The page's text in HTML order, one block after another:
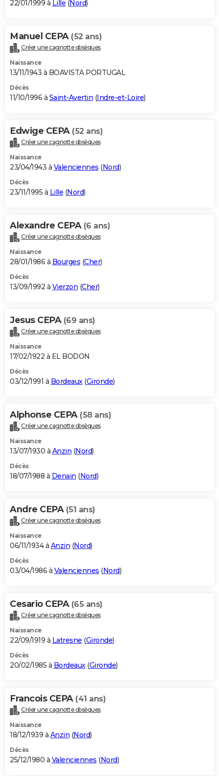
22/01/1999 à Lille (Nord)
Manuel CEPA (52 ans)
Créer une cagnotte obsèques
Naissance
13/11/1943 à BOAVISTA PORTUGAL
Décès
11/10/1996 à Saint-Avertin (Indre-et-Loire)
Edwige CEPA (52 ans)
Créer une cagnotte obsèques
Naissance
23/04/1943 à Valenciennes (Nord)
Décès
23/11/1995 à Lille (Nord)
Alexandre CEPA (6 ans)
Créer une cagnotte obsèques
Naissance
28/01/1986 à Bourges (Cher)
Décès
13/09/1992 à Vierzon (Cher)
Jesus CEPA (69 ans)
Créer une cagnotte obsèques
Naissance
17/02/1922 à EL BODON
Décès
03/12/1991 à Bordeaux(Gironde)
Alphonse CEPA (58 ans)
Créer une cagnotte obsèques
Naissance
13/07/1930 à Anzin (Nord)
Décès
18/07/1988 à Denain (Nord)
Andre CEPA (51 ans)
Créer une cagnotte obsèques
Naissance
06/11/1934 à Anzin (Nord)
Décès
03/04/1986 à Valenciennes (Nord)
Cesario CEPA (65 ans)
Créer une cagnotte obsèques
Naissance
22/09/1919 à Latresne (Gironde)
Décès
20/02/1985 à Bordeaux(Gironde)
Francois CEPA (41 ans)
Créer une cagnotte obsèques
Naissance
18/12/1939 à Anzin (Nord)
Décès
25/12/1980 à Valenciennes (Nord)